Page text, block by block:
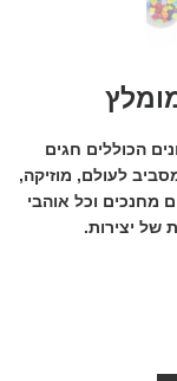
הכוללים חגים
לעולם, מוזיקה,
מחנכים וכל אוהבי
של יצירות.